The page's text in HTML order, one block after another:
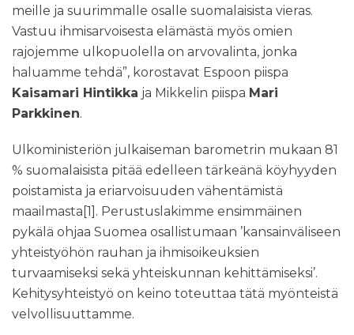
meille ja suurimmalle osalle suomalaisista vieras.
Vastuu ihmisarvoisesta elämästä myös omien
rajojemme ulkopuolella on arvovalinta, jonka
haluamme tehdä”, korostavat Espoon piispa
Kaisamari Hintikka ja Mikkelin piispa Mari
Parkkinen.
Ulkoministeriön julkaiseman barometrin mukaan 81
% suomalaisista pitää edelleen tärkeänä köyhyyden
poistamista ja eriarvoisuuden vähentämistä
maailmasta [1] . Perustuslakimme ensimmäinen
pykälä ohjaa Suomea osallistumaan ’kansainväliseen
yhteistyöhön rauhan ja ihmisoikeuksien
turvaamiseksi sekä yhteiskunnan kehittämiseksi’.
Kehitysyhteistyö on keino toteuttaa tätä myönteistä
velvollisuuttamme.